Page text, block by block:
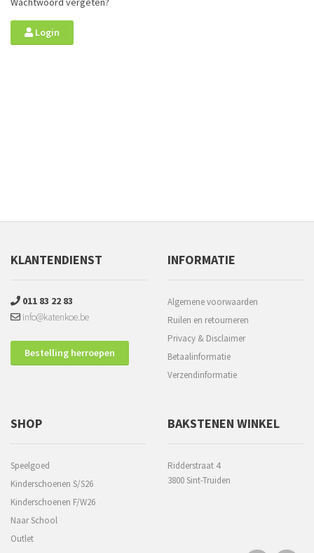
Login
KLANTENDIENST
011 83 22 83
info@katenkoe.be
Bestelling herroepen
INFORMATIE
Algemene voorwaarden
Ruilen en retourneren
Privacy & Disclaimer
Betaalinformatie
Verzendinformatie
SHOP
Speelgoed
Kinderschoenen S/S26
Kinderschoenen F/W26
Naar School
Outlet
BAKSTENEN WINKEL
Ridderstraat 4
3800 Sint-Truiden